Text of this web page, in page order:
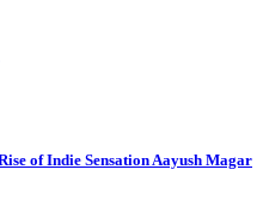
of Indie Sensation Aayush Magar